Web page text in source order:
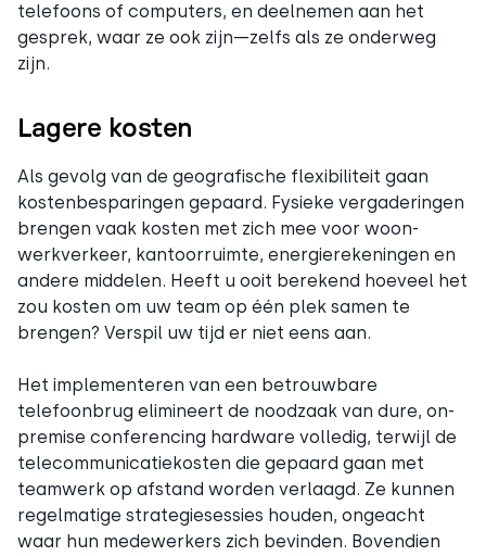
telefoons of computers, en deelnemen aan het
gesprek, waar ze ook zijn—zelfs als ze onderweg
zijn.
Lagere kosten
Als gevolg van de geografische flexibiliteit gaan
kostenbesparingen gepaard. Fysieke vergaderingen
brengen vaak kosten met zich mee voor woon-
werkverkeer, kantoorruimte, energierekeningen en
andere middelen. Heeft u ooit berekend hoeveel het
zou kosten om uw team op één plek samen te
brengen? Verspil uw tijd er niet eens aan.
Het implementeren van een betrouwbare
telefoonbrug elimineert de noodzaak van dure, on-
premise conferencing hardware volledig, terwijl de
telecommunicatiekosten die gepaard gaan met
teamwerk op afstand worden verlaagd. Ze kunnen
regelmatige strategiesessies houden, ongeacht
waar hun medewerkers zich bevinden. Bovendien